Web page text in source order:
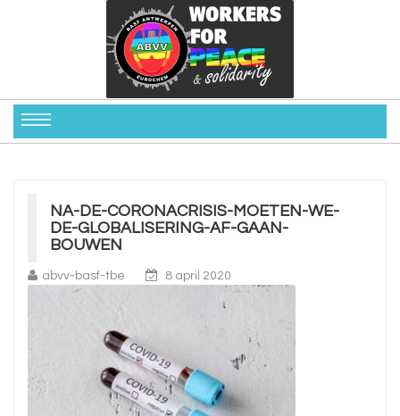
NA-DE-CORONACRISIS-MOETEN-WE-
DE-GLOBALISERING-AF-GAAN-
BOUWEN
abvv-basf-tbe 8 april 2020